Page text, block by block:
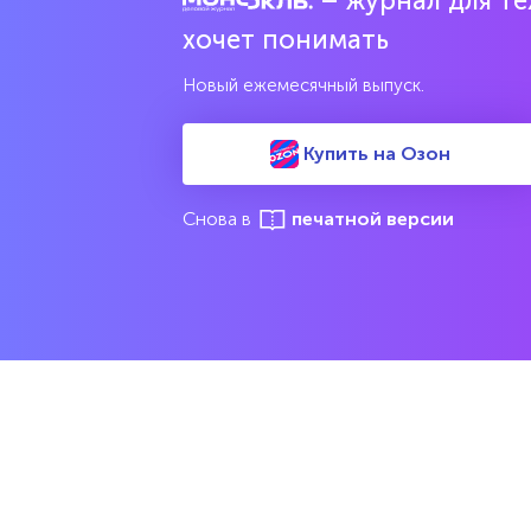
Попробовать бесплатно
Читать за 180 руб
Соцсети
Темы
хочет понимать
Новый ежемесячный выпуск.
Купить на Озон
Снова в печатной версии